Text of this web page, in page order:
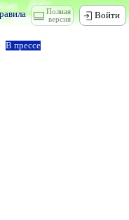
Полная
версия
Войти
В прессе